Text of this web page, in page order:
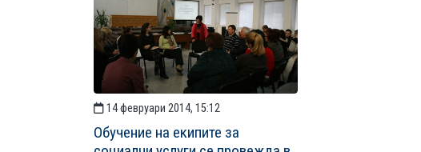
14 февруари 2014, 15:12
Обучение на екипите за